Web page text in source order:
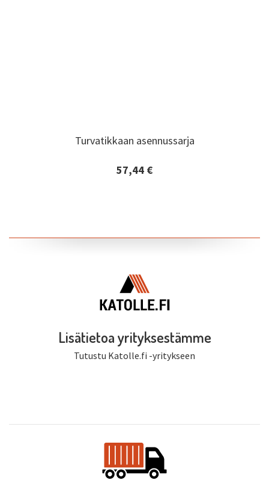
Turvatikkaan asennussarja
57,44 €
Turvatikkaan asennussarja
Lisätiedot ja tilaaminen
Lisätietoa yrityksestämme
Tutustu Katolle.fi -yritykseen